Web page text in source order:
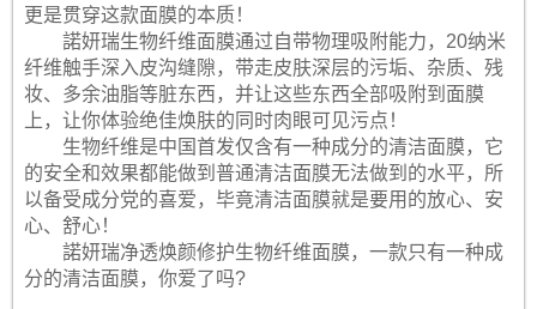
更是贯穿这款面膜的本质！
諾妍瑞生物纤维面膜通过自带物理吸附能力，20纳米
纤维触手深入皮沟缝隙，带走皮肤深层的污垢、杂质、残
妆、多余油脂等脏东西，并让这些东西全部吸附到面膜
上，让你体验绝佳焕肤的同时肉眼可见污点！
生物纤维是中国首发仅含有一种成分的清洁面膜，它
的安全和效果都能做到普通清洁面膜无法做到的水平，所
以备受成分党的喜爱，毕竟清洁面膜就是要用的放心、安
心、舒心！
諾妍瑞净透焕颜修护生物纤维面膜，一款只有一种成
分的清洁面膜，你爱了吗?